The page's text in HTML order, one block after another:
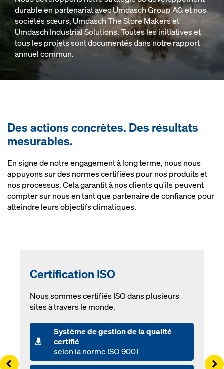
durable en partenariat avec Umdasch Group AG et nos
sociétés sœurs, Umdasch The Store Makers et
Umdasch Industrial Solutions. Toutes les initiatives et
tous les projets sont documentés dans notre rapport
annuel commun.
Des actions concrètes. Des résultats
mesurables.
En signe de notre engagement à long terme, nous nous
appuyons sur des normes certifiées pour nos produits et
nos processus. Cela garantit à nos clients qu'ils peuvent
compter sur nous en tant que partenaire de confiance pour
atteindre leurs objectifs climatiques.
Certification ISO
Nous sommes certifiés ISO dans plusieurs
sites à travers le monde.
Système de gestion de la qualité
certifié
selon la norme ISO 9001
Left